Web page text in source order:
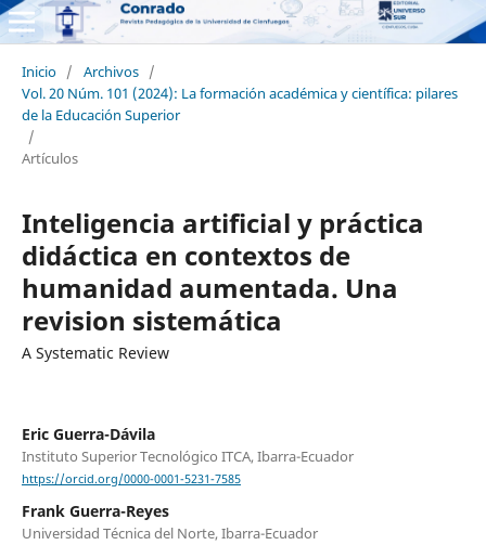
Inicio / Archivos /
Vol. 20 Núm. 101 (2024): La formación académica y científica: pilares
de la Educación Superior
/
Artículos
Inteligencia artificial y práctica
didáctica en contextos de
humanidad aumentada. Una
revision sistemática
A Systematic Review
Eric Guerra-Dávila
Instituto Superior Tecnológico ITCA, Ibarra-Ecuador
https://orcid.org/0000-0001-5231-7585
Frank Guerra-Reyes
Universidad Técnica del Norte, Ibarra-Ecuador